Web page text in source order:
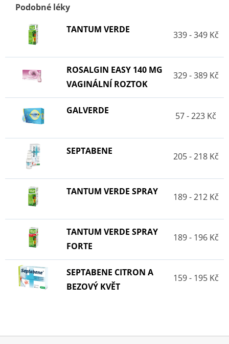
Podobné léky
TANTUM VERDE
339 - 349 Kč
ROSALGIN EASY 140 MG
VAGINÁLNÍ ROZTOK
329 - 389 Kč
GALVERDE 57 - 223 Kč
SEPTABENE 205 - 218 Kč
TANTUM VERDE SPRAY 189 - 212 Kč
TANTUM VERDE SPRAY
FORTE
189 - 196 Kč
SEPTABENE CITRON A
BEZOVÝ KVĚT
159 - 195 Kč